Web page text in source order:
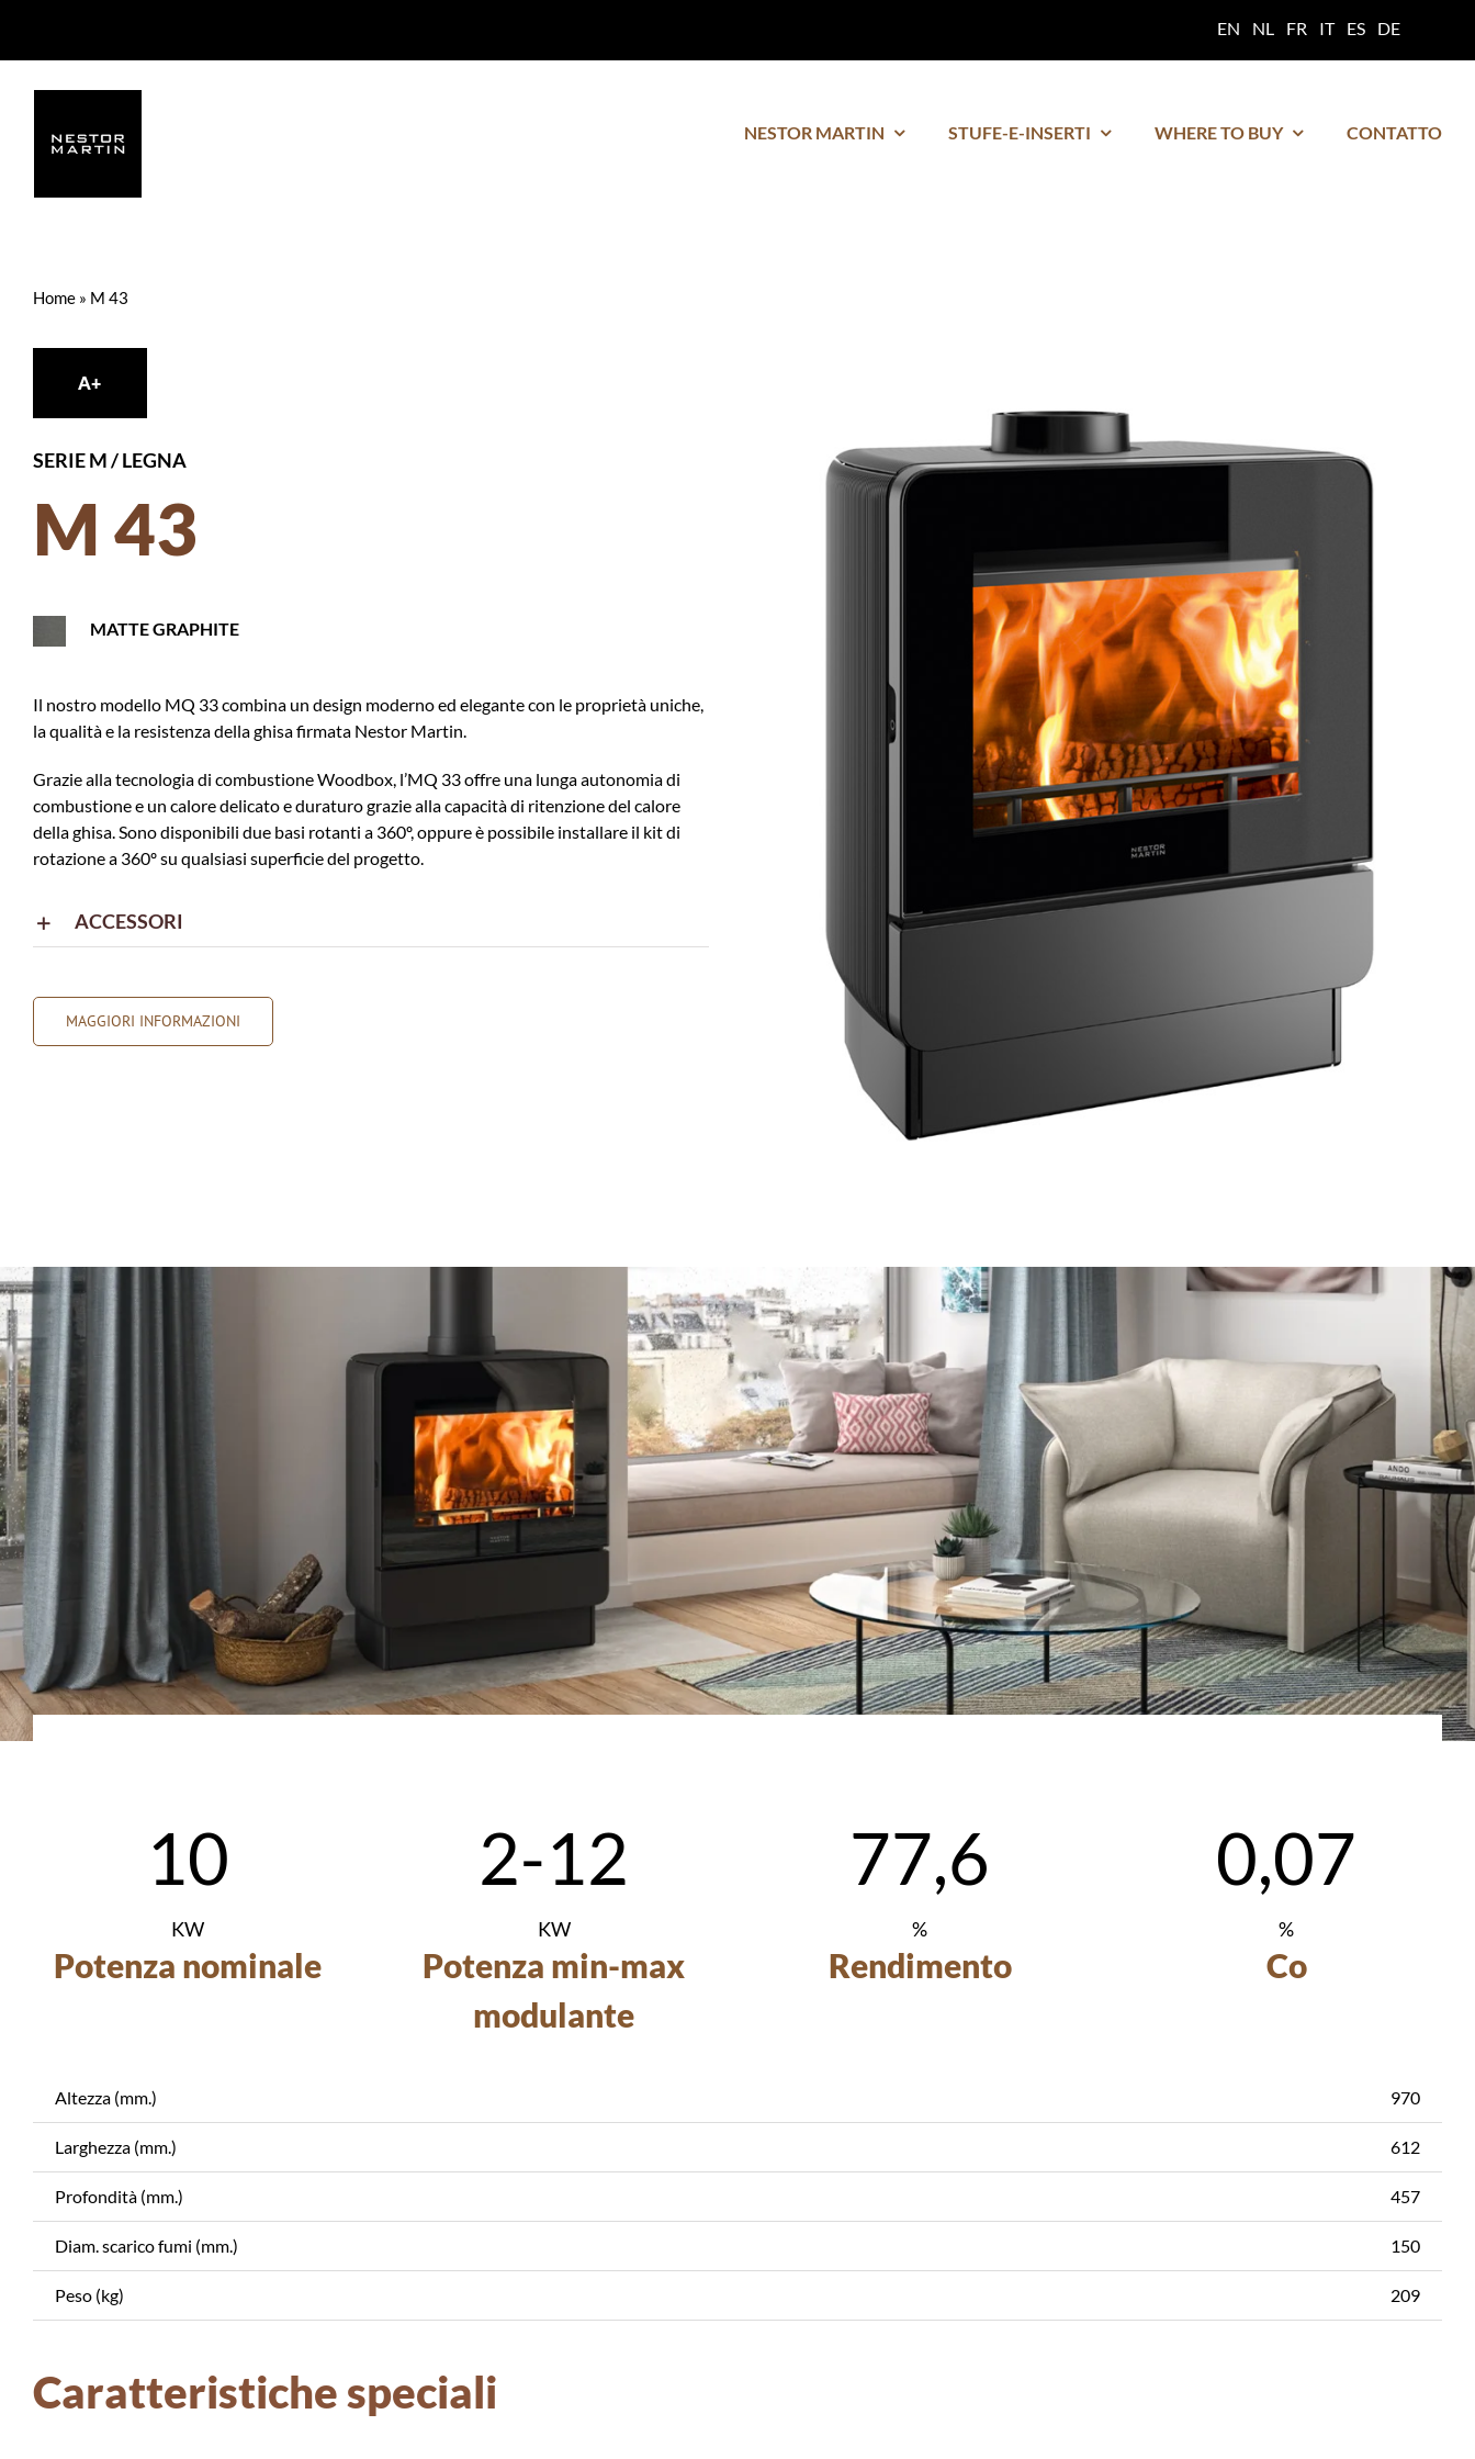
content
EN NL FR IT ES DE
NESTOR MARTIN STUFE-E-INSERTI WHERE TO BUY CONTATTO
Home» M 43
A+
SERIE M/LEGNA
M 43
MATTE GRAPHITE
Il nostro modello MQ 33 combina un design moderno ed elegante con le proprietà uniche,
la qualità e la resistenza della ghisa firmata Nestor Martin.
Grazie alla tecnologia di combustione Woodbox, l’MQ 33 offre una lunga autonomia di
combustione e un calore delicato e duraturo grazie alla capacità di ritenzione del calore
della ghisa. Sono disponibili due basi rotanti a 360º, oppure è possibile installare il kit di
rotazione a 360º su qualsiasi superficie del progetto.
ACCESSORI
MAGGIORI INFORMAZIONI
10
KW
Potenza nominale
2-12
KW
Potenza min-max
modulante
77,6
%
Rendimento
0,07
%
Co
Altezza (mm.) 970
Larghezza (mm.) 612
Profondità (mm.) 457
Diam. scarico fumi (mm.) 150
Peso (kg) 209
Caratteristiche speciali